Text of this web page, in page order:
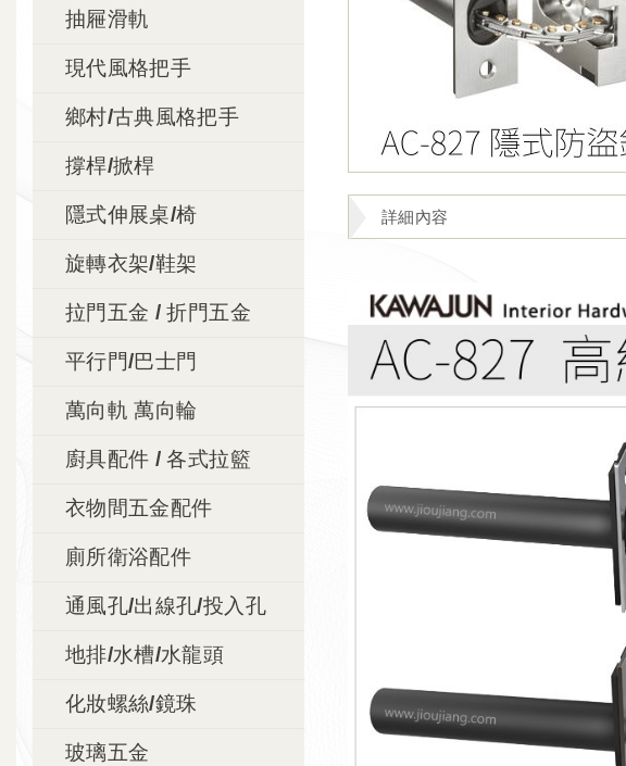
抽屜滑軌
現代風格把手
鄉村/古典風格把手
撐桿/掀桿
隱式伸展桌/椅
旋轉衣架/鞋架
拉門五金 / 折門五金
平行門/巴士門
萬向軌 萬向輪
廚具配件 / 各式拉籃
衣物間五金配件
廁所衛浴配件
通風孔/出線孔/投入孔
地排/水槽/水龍頭
化妝螺絲/鏡珠
玻璃五金
詳細內容